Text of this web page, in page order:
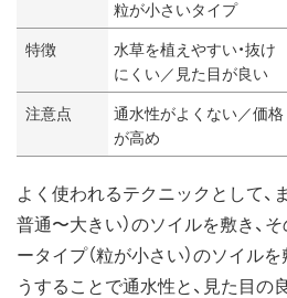
粒が小さいタイプ
特徴
水草を植えやすい・抜け
にくい／見た目が良い
注意点
通水性がよくない／価格
が高め
よく使われるテクニックとして、
普通〜大きい）のソイルを敷き、
ータイプ（粒が小さい）のソイル
うすることで通水性と、見た目の